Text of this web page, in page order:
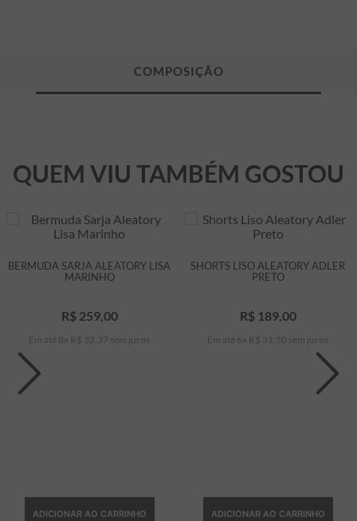
QUEM VIU TAMBÉM GOSTOU
BERMUDA SARJA ALEATORY LISA
MARINHO
R$ 259,00
Em até 8 x R$ 32 37 sem juros
ADICIONAR AO CARRINHO
SHORTS LISO ALEATORY ADLER
PRETO
R$ 189,00
Em até 6 x R$ 31 50 sem juros
ADICIONAR AO CARRINHO